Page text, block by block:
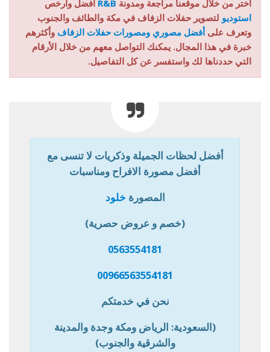
اختر من خلال موقعنا مراجعة ومدونة R&B أفضل وأرخص
استوديو لتصوير حفلات الزفاف في مكة والطائف والجنوب
وتعرف على أفضل مصوري ومصورات حفلات الزفاف وأكثرهم
خبرة في هذا المجال. يمكنك التواصل معهم من خلال الأرقام
التي حددناها لك واستفسر عن كل التفاصيل.
أفضل لحظات الجميلة وذكريات لا تنسى مع
أفضل مصورة الافراح ومناسبات
المصورة خلود
(خصم و عروض حصرية)
0563554181
00966563554181
نحن في خدمتكم
(السعودية: الرياض ومكة وجدة والمدينة
والشرقية والجنوب)